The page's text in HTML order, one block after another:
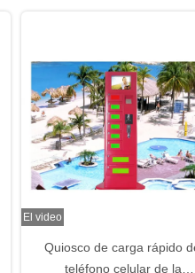
El video
Quiosco de carga rápido
teléfono celular de la